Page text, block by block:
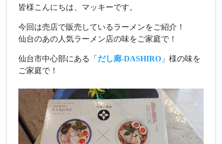
皆様こんにちは、マッキーです。
今回は売店で販売しているラーメンをご紹介！
仙台のあの人気ラーメン店の味をご家庭で！
仙台市中心部にある「 だし廊-DASHIRO 」様の味を
ご家庭で！